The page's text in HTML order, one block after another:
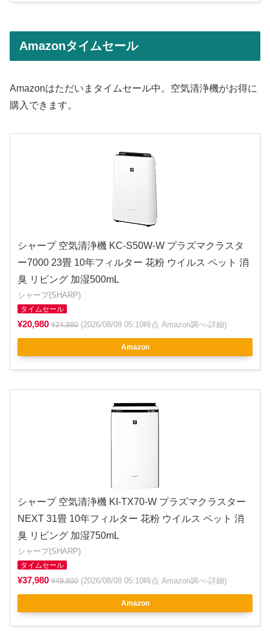
Amazonタイムセール
Amazonはただいまタイムセール中。空気清浄機がお得に
購入できます。
シャープ 空気清浄機 KC-S50W-W プラズマクラスタ
ー7000 23畳 10年フィルター 花粉 ウイルス ペット 消
臭 リビング 加湿500mL
シャープ(SHARP)
タイムセール
¥20,980 ¥24,980 (2026/08/08 05:10時点 Amazon調べ-詳細)
Amazon
シャープ 空気清浄機 KI-TX70-W プラズマクラスター
NEXT 31畳 10年フィルター 花粉 ウイルス ペット 消
臭 リビング 加湿750mL
シャープ(SHARP)
タイムセール
¥37,980 ¥49,800 (2026/08/08 05:10時点 Amazon調べ-詳細)
Amazon